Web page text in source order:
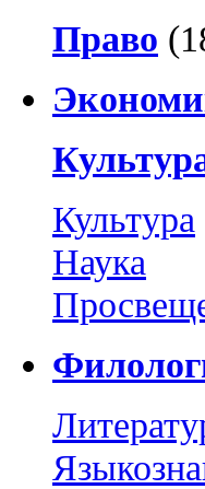
Право
Культура
Наука